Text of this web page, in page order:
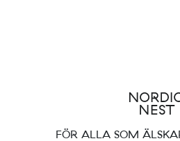
FÖR ALLA SOM